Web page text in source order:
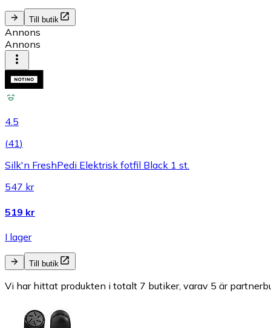
Till butik
Annons
Annons
4.5
(41)
Silk'n FreshPedi Elektrisk fotfil Black 1 st.
547 kr
519 kr
I lager
Till butik
Vi har hittat produkten i totalt 7 butiker, varav 5 är